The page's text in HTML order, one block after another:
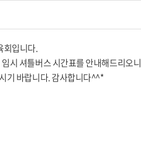
회입니다.
시 셔틀버스 시간표를 안내해드리오니
기 바랍니다. 감사합니다^^*